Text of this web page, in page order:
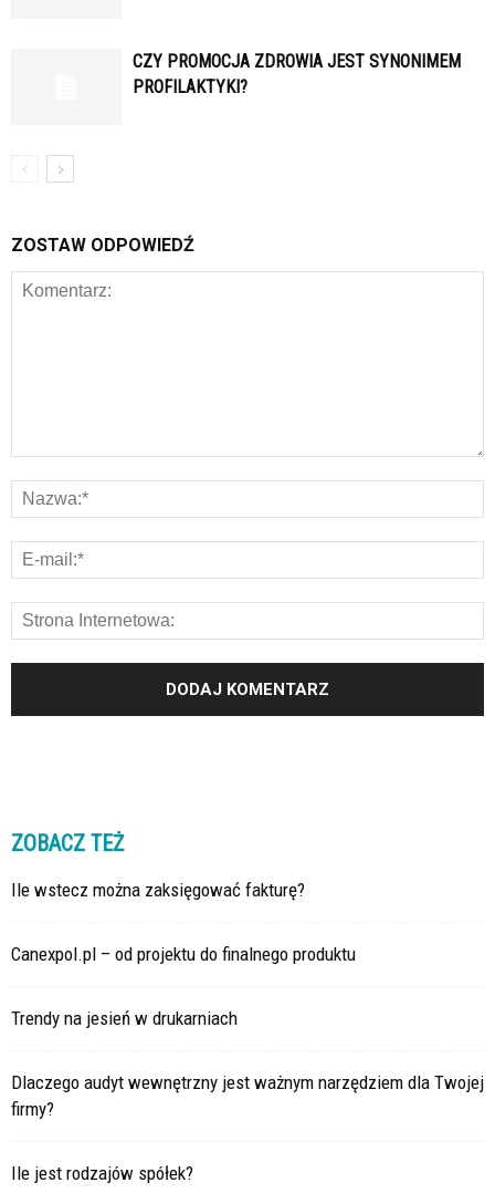
CZY PROMOCJA ZDROWIA JEST SYNONIMEM
PROFILAKTYKI?
ZOSTAW ODPOWIEDŹ
ZOBACZ TEŻ
Ile wstecz można zaksięgować fakturę?
Canexpol.pl – od projektu do finalnego produktu
Trendy na jesień w drukarniach
Dlaczego audyt wewnętrzny jest ważnym narzędziem dla Twojej
firmy?
Ile jest rodzajów spółek?